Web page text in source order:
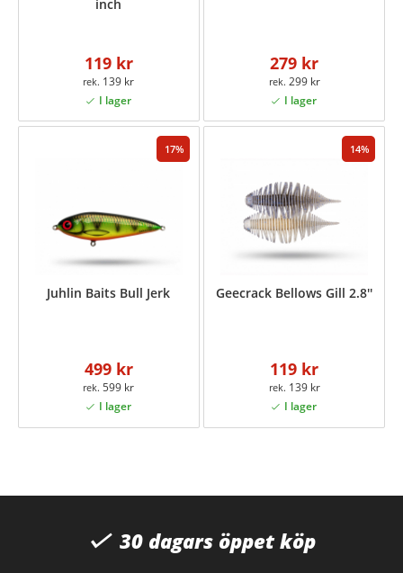
inch
119 kr
139 kr
279 kr
299 kr
17
Juhlin Baits Bull Jerk
499 kr
599 kr
14
Geecrack Bellows Gill 2.8''
119 kr
139 kr
30 dagars öppet köp